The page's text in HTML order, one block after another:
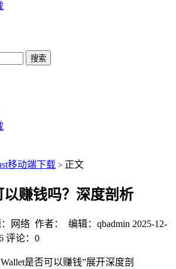
搜索
移动端下载 > 正文
赚钱吗？深度剖析
网络 作者： 编辑：qbadmin 2025-12-
评论：0
是否可以赚钱”展开深度剖